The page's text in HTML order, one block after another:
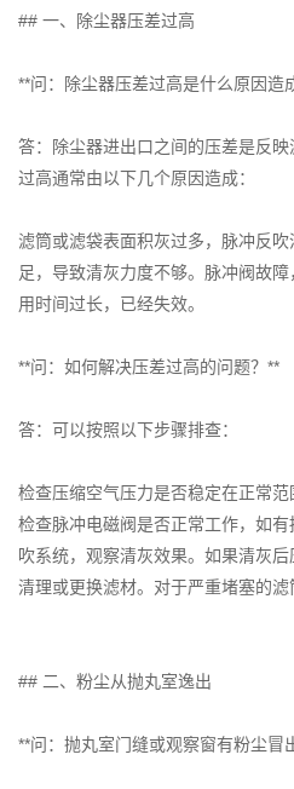
## 一、除尘器压差过高
**问：除尘器压差过高是什么原因造
答：除尘器进出口之间的压差是反
过高通常由以下几个原因造成：
滤筒或滤袋表面积灰过多，脉冲反
足，导致清灰力度不够。脉冲阀故
用时间过长，已经失效。
**问：如何解决压差过高的问题？**
答：可以按照以下步骤排查：
检查压缩空气压力是否稳定在正常范
检查脉冲电磁阀是否正常工作，如
吹系统，观察清灰效果。如果清灰
清理或更换滤材。对于严重堵塞的滤
## 二、粉尘从抛丸室逸出
**问：抛丸室门缝或观察窗有粉尘冒